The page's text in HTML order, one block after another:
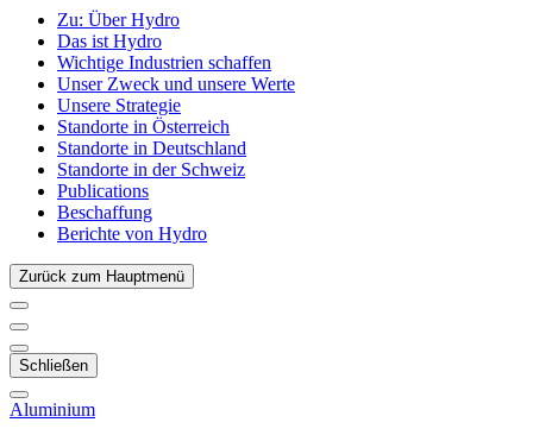
Zu: Über Hydro
Das ist Hydro
Wichtige Industrien schaffen
Unser Zweck und unsere Werte
Unsere Strategie
Standorte in Österreich
Standorte in Deutschland
Standorte in der Schweiz
Publications
Beschaffung
Berichte von Hydro
Zurück zum Hauptmenü
Schließen
Aluminium